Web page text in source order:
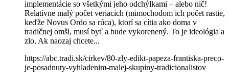
implementácie so všetkými jeho odchýlkami – alebo nič!
Relatívne malý počet veriacich (mimochodom ich počet rastie,
keďže Novus Ordo sa rúca), ktorí sa cítia ako doma v
tradičnej omši, musí byť a bude vykorenený. To je ideológia a
zlo. Ak naozaj chcete...
https://abc.tradi.sk/cirkev/80-zly-edikt-papeza-frantiska-preco-
je-posadnuty-vyhladenim-malej-skupiny-tradicionalistov